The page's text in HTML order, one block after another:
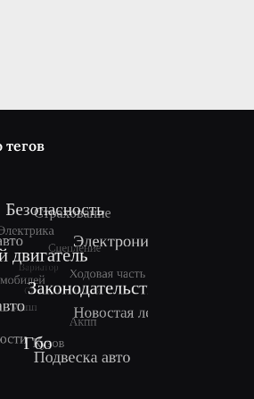
тегов